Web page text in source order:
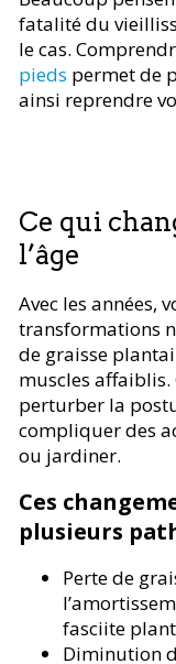
fatalité du
le cas.
pieds permet de
ainsi reprendre
Ce qui
l’âge
Avec les années,
transformations
de graisse
muscles affaiblis.
perturber la
compliquer des
ou jardiner.
Ces
plusieurs
Perte de
fasciite
Diminution